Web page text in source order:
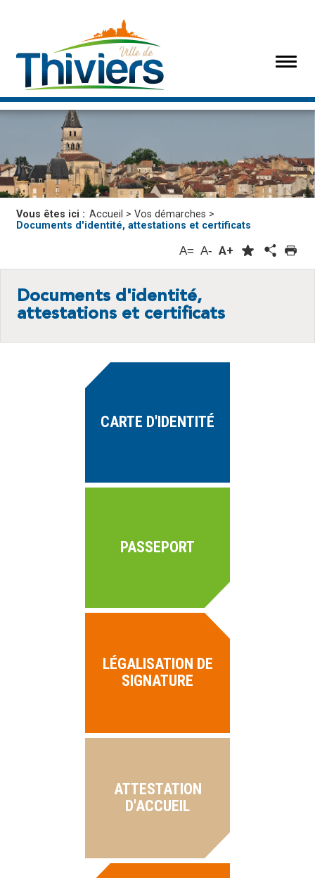
Vous êtes ici : Accueil > Vos démarches >
Documents d'identité, attestations et certificats
A= A- A+
Documents d'identité,
attestations et certificats
CARTE D'IDENTITÉ
PASSEPORT
LÉGALISATION DE
SIGNATURE
ATTESTATION
D'ACCUEIL